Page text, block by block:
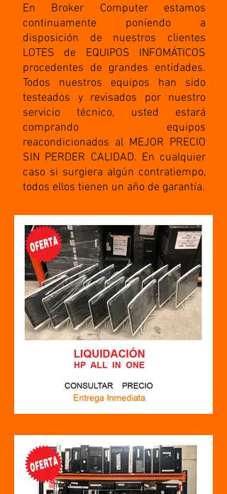
En Broker Computer estamos
continuamente poniendo a
disposición de nuestros clientes
LOTES de EQUIPOS INFOMÁTICOS
procedentes de grandes entidades.
Todos nuestros equipos han sido
testeados y revisados por nuestro
servicio técnico, usted estará
comprando equipos
reacondicionados al MEJOR PRECIO
SIN PERDER CALIDAD. En cualquier
caso si surgiera algún contratiempo,
todos ellos tienen un año de garantía.